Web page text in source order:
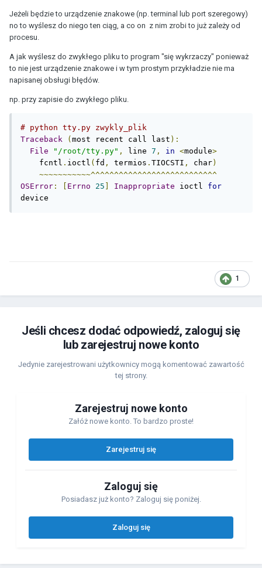
Jeżeli będzie to urządzenie znakowe (np. terminal lub port szeregowy)
no to wyślesz do niego ten ciąg, a co on z nim zrobi to już zależy od
procesu.
A jak wyślesz do zwykłego pliku to program "się wykrzaczy" ponieważ
to nie jest urządzenie znakowe i w tym prostym przykładzie nie ma
napisanej obsługi błędów.
np. przy zapisie do zwykłego pliku.
# python tty.py zwykly_plik
Traceback
( most recent call last ):
File
"/root/tty.py" , line 7 , in <module>
fcntl . ioctl ( fd , termios . TIOCSTI , char)
~~~~~~~~~~~^^^^^^^^^^^^^^^^^^^^^^^^^^^
OSError : Errno 25 Inappropriate ioctl for
device
1
Jeśli chcesz dodać odpowiedź, zaloguj się
lub zarejestruj nowe konto
Jedynie zarejestrowani użytkownicy mogą komentować zawartość
tej strony.
Zarejestruj nowe konto
Załóż nowe konto. To bardzo proste!
Zarejestruj się
Zaloguj się
Posiadasz już konto? Zaloguj się poniżej.
Zaloguj się